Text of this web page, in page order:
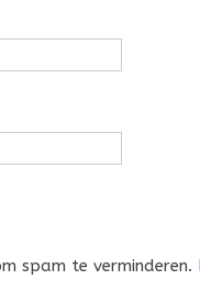
spam te verminderen.